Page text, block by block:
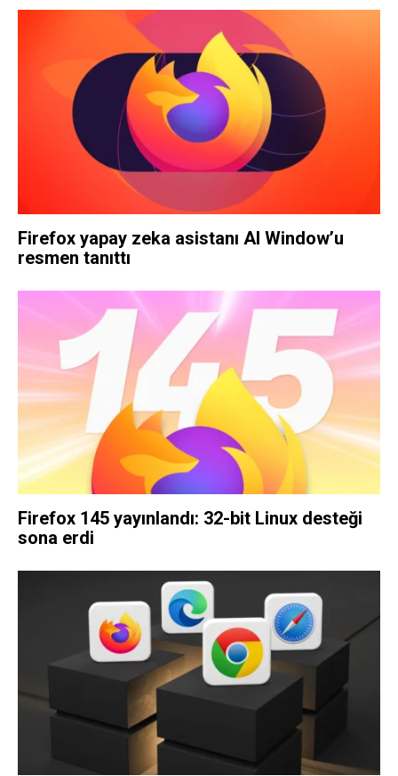
Firefox yapay zeka asistanı AI Window’u
resmen tanıttı
Firefox 145 yayınlandı: 32-bit Linux desteği
sona erdi